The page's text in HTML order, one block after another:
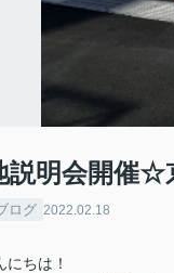
明会開催☆
ログ 2022.02.18
にちは！